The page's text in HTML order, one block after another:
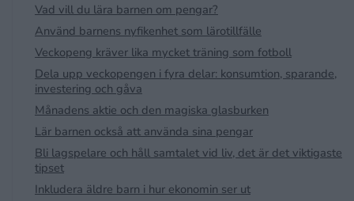
Vad vill du lära barnen om pengar?
Använd barnens nyfikenhet som lärotillfälle
Veckopeng kräver lika mycket träning som fotboll
Dela upp veckopengen i fyra delar: konsumtion, sparande,
investering och gåva
Månadens aktie och den magiska glasburken
Lär barnen också att använda sina pengar
Bli lagspelare och håll samtalet vid liv, det är det viktigaste
tipset
Inkludera äldre barn i hur ekonomin ser ut